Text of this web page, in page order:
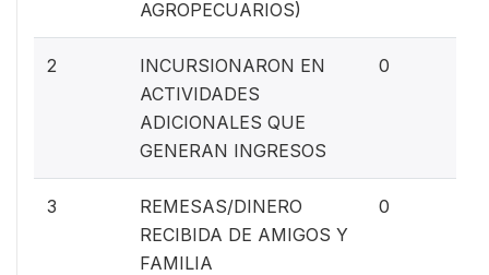
AGROPECUARIOS)
2
INCURSIONARON EN
ACTIVIDADES
ADICIONALES QUE
GENERAN INGRESOS
0
3
REMESAS/DINERO
RECIBIDA DE AMIGOS Y
FAMILIA
0